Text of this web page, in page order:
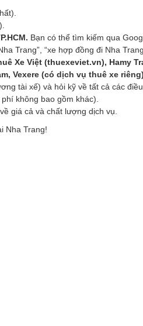
Bạn có thể tìm kiếm qua
Trang”, “xe hợp đồng đi Nha
Xe Việt (thuexeviet.vn), Hamy
Vexere (có dịch vụ thuê xe
tài xế) và hỏi kỹ về tất cả các
không bao gồm khác).
giá cả và chất lượng dịch vụ.
Nha Trang!